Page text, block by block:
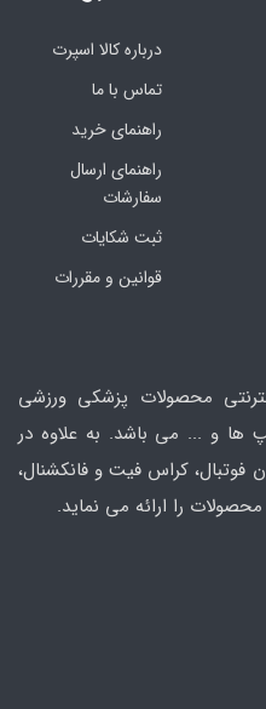
درباره کالا اسپرت
تماس با ما
راهنمای خرید
راهنمای ارسال
سفارشات
ثبت شکایات
قوانین و مقررات
محصولات پزشکی ورزشی
ها و ... می باشد. به علاوه در
کراس فیت و فانکشنال،
را ارائه می نماید.